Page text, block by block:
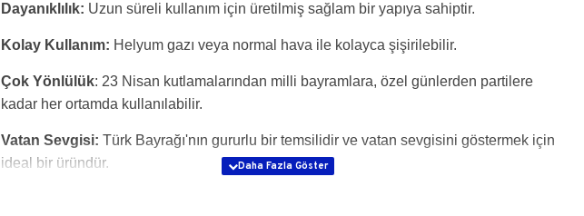
Dayanıklılık: Uzun süreli kullanım için üretilmiş sağlam bir yapıya sahiptir.
Kolay Kullanım: Helyum gazı veya normal hava ile kolayca şişirilebilir.
Çok Yönlülük: 23 Nisan kutlamalarından milli bayramlara, özel günlerden partilere
kadar her ortamda kullanılabilir.
Vatan Sevgisi: Türk Bayrağı'nın gururlu bir temsilidir ve vatan sevgisini göstermek için
ideal bir üründür.